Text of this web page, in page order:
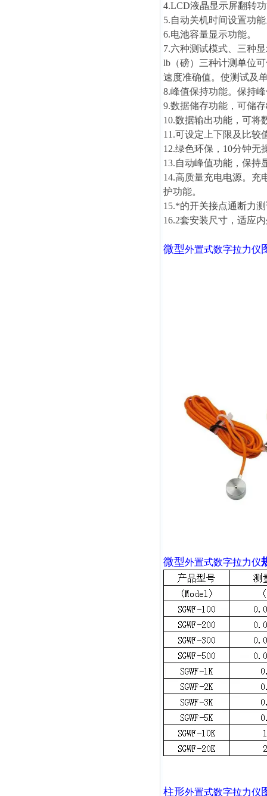
4.LCD液晶显示屏翻转
5.自动关机时间设置功
6.电池容量显示功能。
7.六种测试模式、三种
lb（磅）三种计测单位
速度准确值。使测试及
8.峰值保持功能。保持
9.数据储存功能，可储
10.数据输出功能，可将
11.可设定上下限及比较
12.绿色环保，10分钟无
13.自动峰值功能，保持
14.高质量充电电源。充
护功能。
15.*的开关接点通断力
16.2套安装尺寸，适应
微型外置式数字拉力仪
微型外置式数字拉力仪
柱形外置式数字拉力仪